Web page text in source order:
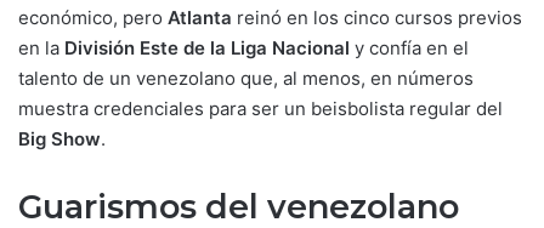
económico, pero Atlanta reinó en los cinco cursos previos
en la División Este de la Liga Nacional y confía en el
talento de un venezolano que, al menos, en números
muestra credenciales para ser un beisbolista regular del
Big Show.
Guarismos del venezolano